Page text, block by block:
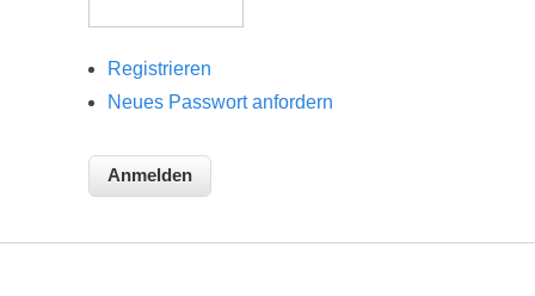
Registrieren
Neues Passwort anfordern